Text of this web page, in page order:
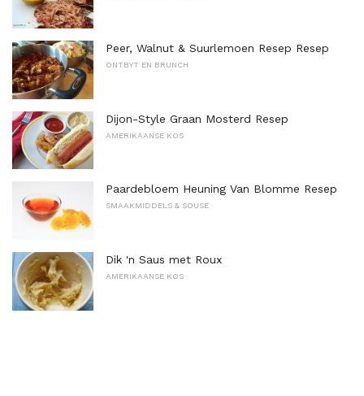
Peer, Walnut & Suurlemoen Resep Resep
ONTBYT EN BRUNCH
Dijon-Style Graan Mosterd Resep
AMERIKAANSE KOS
Paardebloem Heuning Van Blomme Resep
SMAAKMIDDELS & SOUSE
Dik 'n Saus met Roux
AMERIKAANSE KOS